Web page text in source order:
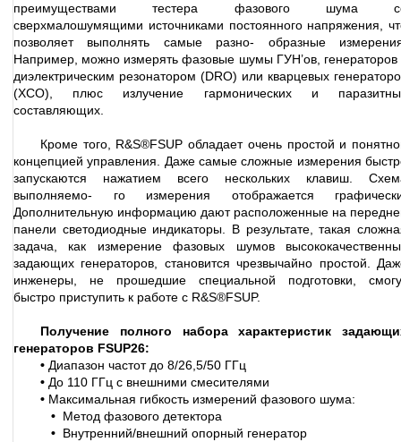
преимуществами тестера фазового шума
сверхмалошумящими источниками постоянного напряжения,
позволяет выполнять самые разно- образные
Например, можно измерять фазовые шумы ГУН’ов, генераторов
диэлектрическим резонатором (DRO) или кварцевых
(XCO), плюс излучение гармонических и
составляющих.
Кроме того, R&S®FSUP обладает очень простой и
концепцией управления. Даже самые сложные измерения
запускаются нажатием всего нескольких клавиш.
выполняемо- го измерения отображается
Дополнительную информацию дают расположенные на
панели светодиодные индикаторы. В результате, такая
задача, как измерение фазовых шумов
задающих генераторов, становится чрезвычайно простой.
инженеры, не прошедшие специальной подготовки,
быстро приступить к работе с R&S®FSUP.
Получение полного набора характеристик
генераторов FSUP26:
• Диапазон частот до 8/26,5/50 ГГц
• До 110 ГГц с внешними смесителями
• Максимальная гибкость измерений фазового шума:
• Метод фазового детектора
• Внутренний/внешний опорный генератор